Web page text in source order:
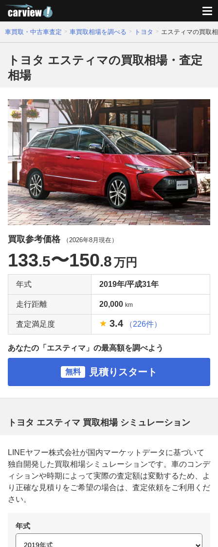
車買取・中古車査定 車買取相場を調べる トヨタ エスティマの買取
トヨタ エスティマの買取相場・査定
相場
買取参考価格 （ 2026年8月 現在）
133.5〜150.8万円
年式 2019年/平成31年
走行距離 20,000 km
査定満足度 3.4 （226件）
あなたの「エスティマ」の最高額を調べよう
無料 見積りスタート
トヨタ エスティマ 買取相場 シミュレーション
LINEヤフー株式会社が国内マーケットデータに基づいて
独自開発した買取相場シミュレーションです。車のコンデ
ィションや時期によって実際の査定額は変動するため、よ
り正確な見積りをご希望の場合は、査定依頼をご利用くだ
さい。
年式